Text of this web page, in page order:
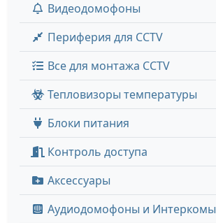
Видеодомофоны
Периферия для CCTV
Все для монтажа CCTV
Тепловизоры температуры
Блоки питания
Контроль доступа
Аксессуары
Аудиодомофоны и Интеркомы